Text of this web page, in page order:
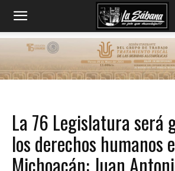
La 76 Legislatura será
los derechos humanos
Michoacán: Juan